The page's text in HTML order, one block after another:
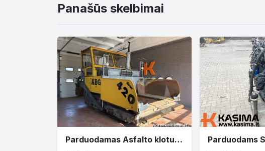
Panašūs skelbimai
Parduodamas Asfalto klotuvas ABG TITAN 420 atsarginėms dalims (1986)